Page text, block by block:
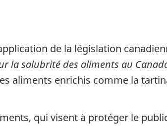
de la législation
la salubrité des aliments au
aliments enrichis comme la
qui visent à protéger le